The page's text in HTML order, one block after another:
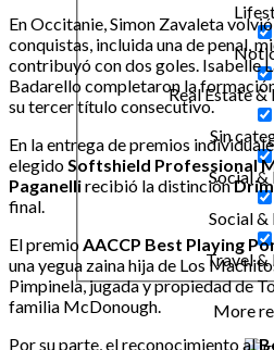
Real Estate
Sin
Social &
Social &
Travel &
More
En Occitanie, Simon Zavaleta
conquistas, incluida una de penal,
contribuyó con dos goles. Isabelle
Badarello completaron la
su tercer título consecutivo.
En la entrega de premios
elegido Softshield Professional
Paganellirecibió la distinción
final.
El premio AACCP Best Playing
una yegua zaina hija de Los
Pimpinela, jugada y propiedad de
familia McDonough.
Por su parte, el reconocimiento al